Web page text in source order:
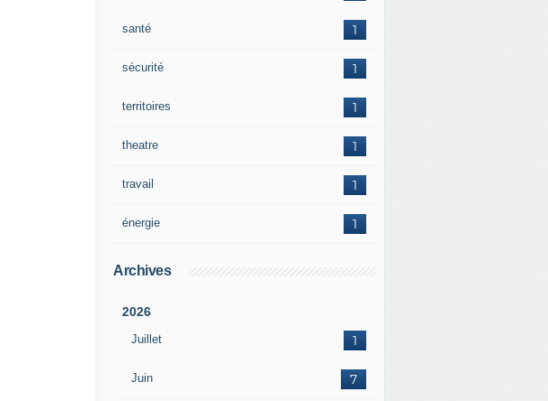
1
santé
1
sécurité
1
territoires
1
theatre
1
travail
1
énergie
Archives
2026
Juillet 1
Juin 7